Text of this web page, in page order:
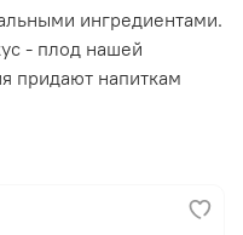
ингредиентами.
- плод нашей
придают напиткам